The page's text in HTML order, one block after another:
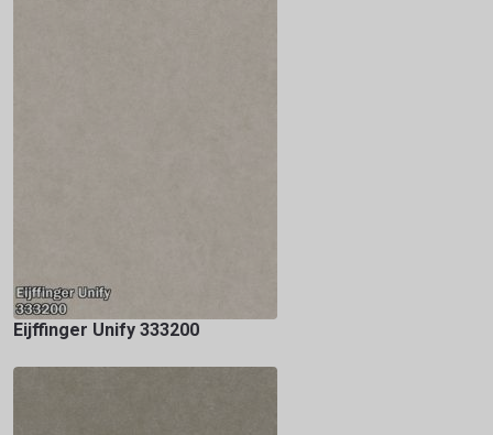
Eijffinger Unify 333200